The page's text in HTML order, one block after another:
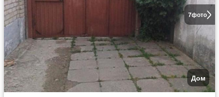
7фото
Дом